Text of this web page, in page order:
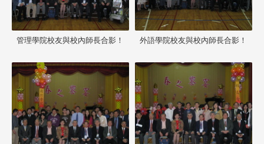
管理學院校友與校內師長合影！ 外語學院校友與校內師長合影！